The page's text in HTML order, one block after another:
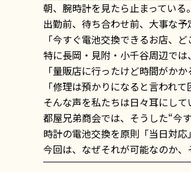
朝、腕時計を見たら止まっている。
出勤前、待ち合わせ前、大事な予
「今すぐ電池交換できるお店、
特に長岡・見附・小千谷周辺では、
「量販店に行ったけど時間がかか
「修理は預かりになると言われて
そんな声を私たちは日々耳にして
都屋兄弟商会では、そうした“今
時計の電池交換を原則「当日対応
今回は、なぜそれが可能なのか、